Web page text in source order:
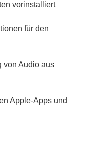
vorinstalliert
für den
von Audio aus
Apple-Apps und